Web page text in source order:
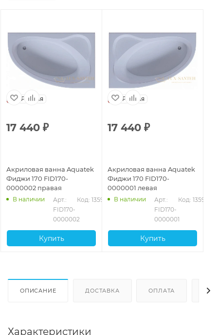
Россия
17 440 ₽
Акриловая ванна Aquatek
Фиджи 170 FID170-
0000002 правая
В наличии
Арт.:
FID170-
0000002
Код: 13595
Купить
Россия
17 440 ₽
Акриловая ванна Aquatek
Фиджи 170 FID170-
0000001 левая
В наличии
Арт.:
FID170-
0000001
Код: 13594
Купить
ОПИСАНИЕ ДОСТАВКА ОПЛАТА
Характеристики